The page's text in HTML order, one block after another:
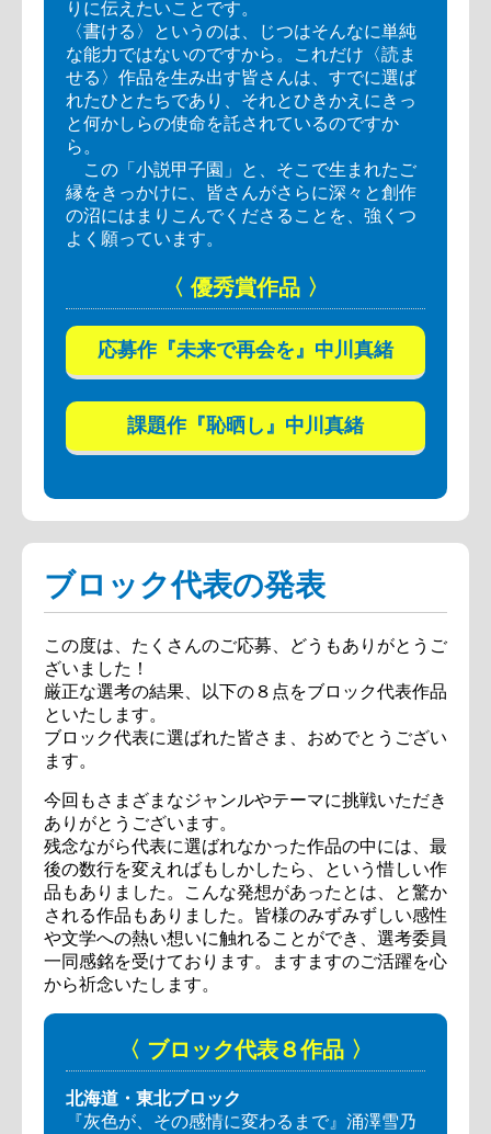
りに伝えたいことです。
〈書ける〉というのは、じつはそんなに単純
な能力ではないのですから。これだけ〈読ま
せる〉作品を生み出す皆さんは、すでに選ば
れたひとたちであり、それとひきかえにきっ
と何かしらの使命を託されているのですか
ら。
この「小説甲子園」と、そこで生まれたご
縁をきっかけに、皆さんがさらに深々と創作
の沼にはまりこんでくださることを、強くつ
よく願っています。
〈 優秀賞作品 〉
応募作『未来で再会を』中川真緒
課題作『恥晒し』中川真緒
ブロック代表の発表
この度は、たくさんのご応募、どうもありがとうご
ざいました！
厳正な選考の結果、以下の８点をブロック代表作品
といたします。
ブロック代表に選ばれた皆さま、おめでとうござい
ます。
今回もさまざまなジャンルやテーマに挑戦いただき
ありがとうございます。
残念ながら代表に選ばれなかった作品の中には、最
後の数行を変えればもしかしたら、という惜しい作
品もありました。こんな発想があったとは、と驚か
される作品もありました。皆様のみずみずしい感性
や文学への熱い想いに触れることができ、選考委員
一同感銘を受けております。ますますのご活躍を心
から祈念いたします。
〈 ブロック代表８作品 〉
北海道・東北ブロック
『灰色が、その感情に変わるまで』涌澤雪乃